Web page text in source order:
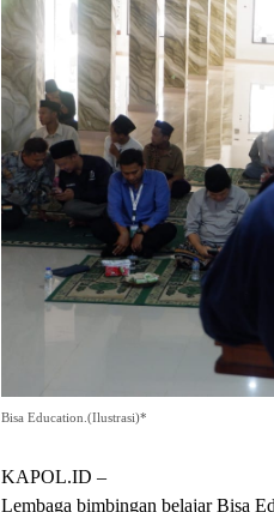
Bisa Education.(Ilustrasi)*
KAPOL.ID –
Lembaga bimbingan belajar Bisa